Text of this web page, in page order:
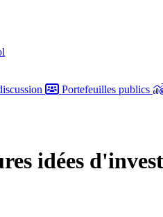
Portefeuilles publics
idées